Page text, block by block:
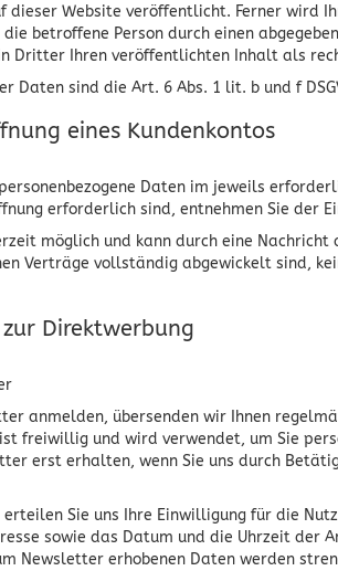
dieser Website veröffentlicht. Ferner
betroffene Person durch einen
Dritter Ihren veröffentlichten Inhalt als
Daten sind die Art. 6 Abs. 1 lit. b und f
eines Kundenkontos
Daten im jeweils
erforderlich sind, entnehmen Sie der
möglich und kann durch eine
Verträge vollständig abgewickelt sind,
Direktwerbung
anmelden, übersenden wir Ihnen
freiwillig und wird verwendet, um Sie
erst erhalten, wenn Sie uns durch
Sie uns Ihre Einwilligung für die
sowie das Datum und die Uhrzeit
Newsletter erhobenen Daten werden